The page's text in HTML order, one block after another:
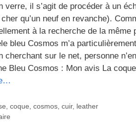
verre, il s’agit de procéder à un
qu’un neuf en revanche).
à la recherche de la
bleu Cosmos m’a
cherchant sur le net, personne
Bleu Cosmos : Mon avis La
, coque, cosmos, cuir, leather